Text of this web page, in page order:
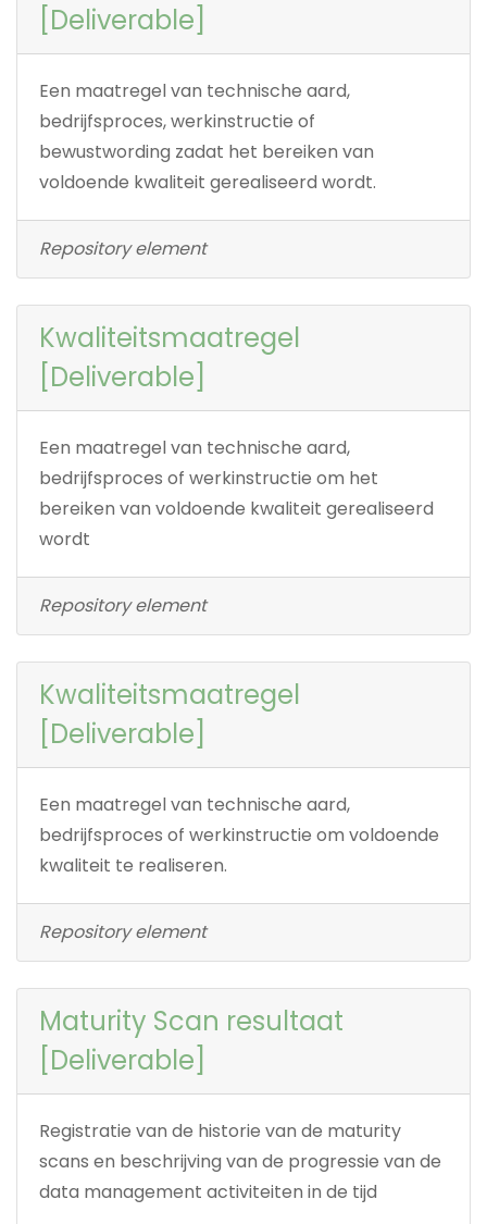
[Deliverable]
Een maatregel van technische aard,
bedrijfsproces, werkinstructie of
bewustwording zadat het bereiken van
voldoende kwaliteit gerealiseerd wordt.
Repository element
Kwaliteitsmaatregel
[Deliverable]
Een maatregel van technische aard,
bedrijfsproces of werkinstructie om het
bereiken van voldoende kwaliteit gerealiseerd
wordt
Repository element
Kwaliteitsmaatregel
[Deliverable]
Een maatregel van technische aard,
bedrijfsproces of werkinstructie om voldoende
kwaliteit te realiseren.
Repository element
Maturity Scan resultaat
[Deliverable]
Registratie van de historie van de maturity
scans en beschrijving van de progressie van de
data management activiteiten in de tijd